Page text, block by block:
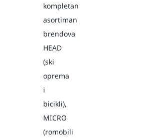
kompletan
asortiman
brendova
HEAD
(ski
oprema
i
bicikli),
MICRO
(romobili